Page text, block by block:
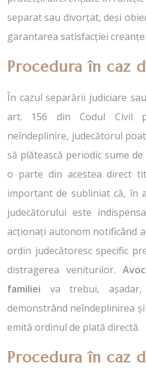
separat sau divorțat, deși
garantarea satisfacției
Procedura în caz
În cazul separării judiciare
art. 156 din Codul Civil
neîndeplinire, judecătorul
să plătească periodic sume
o parte din acestea direct
important de subliniat că, în
judecătorului este
acționați autonom notificând
ordin judecătoresc specific
distragerea veniturilor.
familiei va trebui,
demonstrând neîndeplinirea
emită ordinul de plată directă.
Procedura în caz